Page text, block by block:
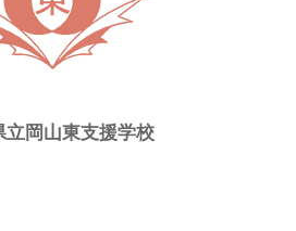
立岡山東支援学校